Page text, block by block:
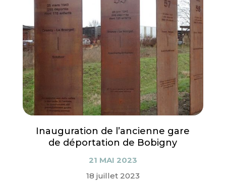
Inauguration de l’ancienne gare
de déportation de Bobigny
21 MAI 2023
18 juillet 2023